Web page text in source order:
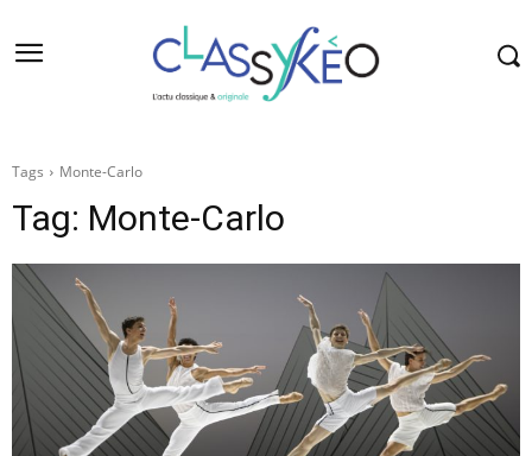
Tags Monte-Carlo
Tag: Monte-Carlo